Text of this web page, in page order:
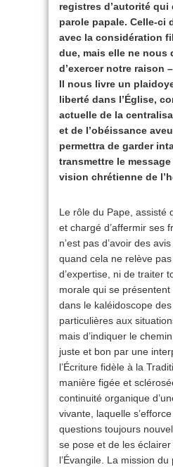
registres d’autorité qui
parole papale. Celle-ci
avec la considération
due, mais elle ne nous
d’exercer notre raison
Il nous livre un
liberté dans l’Église,
actuelle de la
et de l’obéissance
permettra de garder
transmettre le
vision chrétienne de
Le rôle du Pape, assisté
et chargé d’affermir ses
n’est pas d’avoir des
quand cela ne relève
d’expertise, ni de traiter
morale qui se présentent
dans le kaléidoscope
particulières aux
mais d’indiquer le
juste et bon par une
l’Écriture fidèle à la
manière figée et
continuité organique
vivante, laquelle
questions toujours
se pose et de les
l’Évangile. La mission